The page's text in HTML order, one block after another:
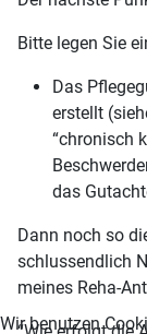
Bitte legen Sie
Das
erstellt
“chronisch
das
Dann noch so
schlussendlich
meines Reha-
Wir benutzen